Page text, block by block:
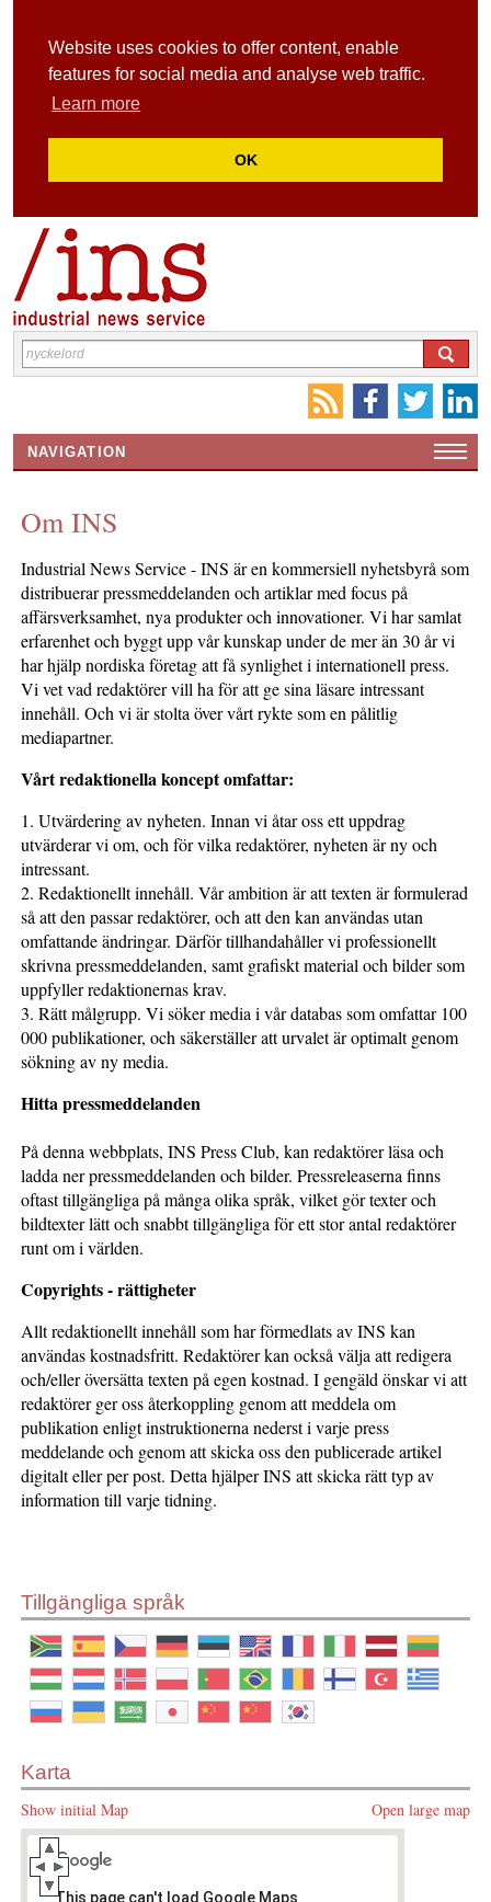
Website uses cookies to offer content, enable
features for social media and analyse web traffic.
Learn more
OK
NAVIGATION
KONTAKTA OSS
OM OSS
Om INS
Industrial News Service - INS är en kommersiell nyhetsbyrå som
distribuerar pressmeddelanden och artiklar med focus på
affärsverksamhet, nya produkter och innovationer. Vi har samlat
erfarenhet och byggt upp vår kunskap under de mer än 30 år vi
har hjälp nordiska företag att få synlighet i internationell press.
Vi vet vad redaktörer vill ha för att ge sina läsare intressant
innehåll. Och vi är stolta över vårt rykte som en pålitlig
mediapartner.
Vårt redaktionella koncept omfattar:
1. Utvärdering av nyheten. Innan vi åtar oss ett uppdrag
utvärderar vi om, och för vilka redaktörer, nyheten är ny och
intressant.
2. Redaktionellt innehåll. Vår ambition är att texten är formulerad
så att den passar redaktörer, och att den kan användas utan
omfattande ändringar. Därför tillhandahåller vi professionellt
skrivna pressmeddelanden, samt grafiskt material och bilder som
uppfyller redaktionernas krav.
3. Rätt målgrupp. Vi söker media i vår databas som omfattar 100
000 publikationer, och säkerställer att urvalet är optimalt genom
sökning av ny media.
Hitta pressmeddelanden
På denna webbplats, INS Press Club, kan redaktörer läsa och
ladda ner pressmeddelanden och bilder. Pressreleaserna finns
oftast tillgängliga på många olika språk, vilket gör texter och
bildtexter lätt och snabbt tillgängliga för ett stor antal redaktörer
runt om i världen.
Copyrights - rättigheter
Allt redaktionellt innehåll som har förmedlats av INS kan
användas kostnadsfritt. Redaktörer kan också välja att redigera
och/eller översätta texten på egen kostnad. I gengäld önskar vi att
redaktörer ger oss återkoppling genom att meddela om
publikation enligt instruktionerna nederst i varje press
meddelande och genom att skicka oss den publicerade artikel
digitalt eller per post. Detta hjälper INS att skicka rätt typ av
information till varje tidning.
Tillgängliga språk
Karta
Show initial Map Open large map
This page can't load Google Maps